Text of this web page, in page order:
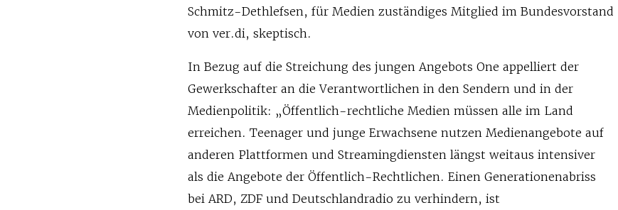
Schmitz-Dethlefsen, für Medien zuständiges Mitglied im Bundesvorstand
von ver.di, skeptisch.
In Bezug auf die Streichung des jungen Angebots One appelliert der
Gewerkschafter an die Verantwortlichen in den Sendern und in der
Medienpolitik: „Öffentlich-rechtliche Medien müssen alle im Land
erreichen. Teenager und junge Erwachsene nutzen Medienangebote auf
anderen Plattformen und Streamingdiensten längst weitaus intensiver
als die Angebote der Öffentlich-Rechtlichen. Einen Generationenabriss
bei ARD, ZDF und Deutschlandradio zu verhindern, ist